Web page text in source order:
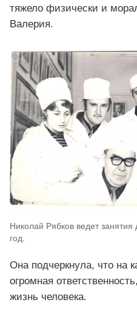
тяжело физически и
Валерия.
Николай Рябков ведет
год.
Она подчеркнула, что на
огромная
жизнь человека.